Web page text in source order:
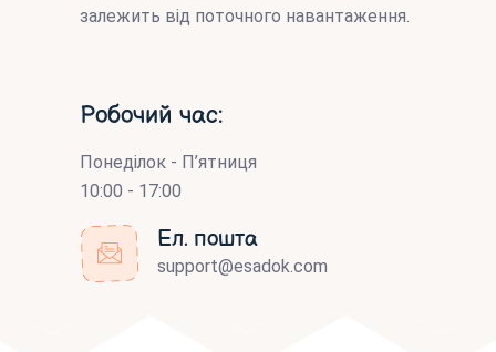
залежить від поточного навантаження.
Робочий час:
Понеділок - П’ятниця
10:00 - 17:00
Ел. пошта
support@esadok.com